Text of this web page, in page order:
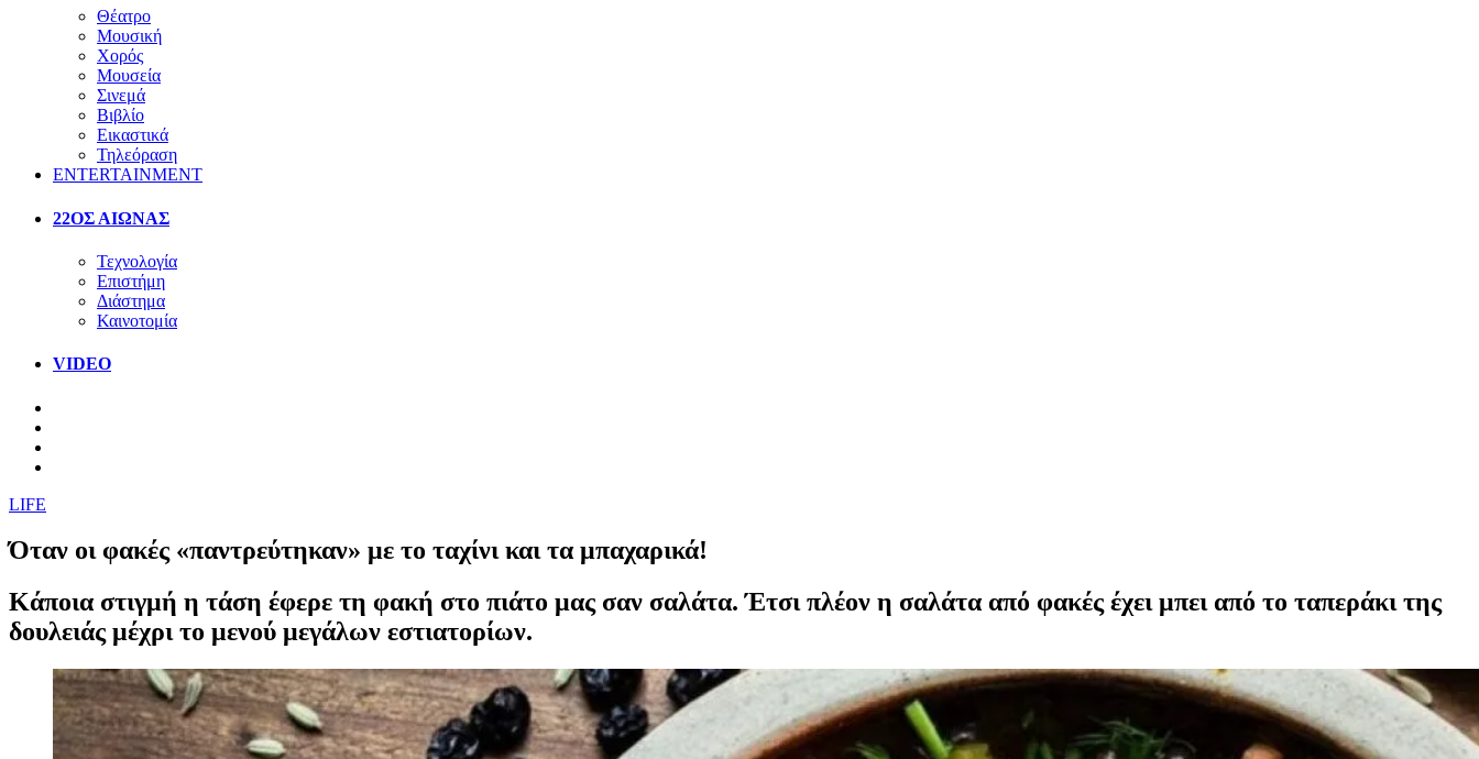
Θέατρο
Μουσική
Χορός
Μουσεία
Σινεμά
Βιβλίο
Εικαστικά
Τηλεόραση
ENTERTAINMENT
22ΟΣ ΑΙΩΝΑΣ
Τεχνολογία
Επιστήμη
Διάστημα
Καινοτομία
VIDEO
LIFE
Όταν οι φακές «παντρεύτηκαν» με το ταχίνι και τα μπαχαρικά!
Κάποια στιγμή η τάση έφερε τη φακή στο πιάτο μας σαν σαλάτα. Έτσι πλέον η σαλάτα από φακές έχει μπει από το ταπεράκι της
δουλειάς μέχρι το μενού μεγάλων εστιατορίων.